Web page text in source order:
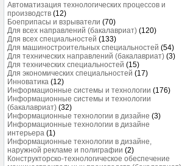
Автоматизация технологических процессов и
производств (12)
Боеприпасы и взрыватели (70)
Для всех направлений (бакалавриат) (120)
Для всех специальностей (133)
Для машиностроительных специальностей (54)
Для технических направлений (бакалавриат) (3)
Для технических специальностей (15)
Для экономических специальностей (17)
Инноватика (12)
Информационные системы и технологии (176)
Информационные системы и технологии
(бакалавриат) (32)
Информационные технологии в дизайне (3)
Информационные технологии в дизайне
интерьера (1)
Информационные технологии в дизайне,
наружной рекламе и полиграфии (2)
Конструкторско-технологическое обеспечение